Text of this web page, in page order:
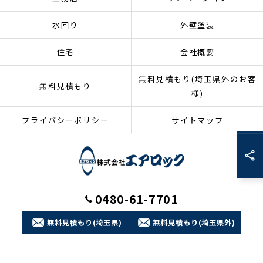
0480-61-7701
無料見積もり(埼玉県) 無料見積もり(埼玉県外)
水回り 外壁塗装
住宅 会社概要
無料見積もり
無料見積もり(埼玉県外のお客
様)
プライバシーポリシー サイトマップ
© 2026 埼玉県加須市のリフォームなら株式会社エアロック ALL RIGHTS
RESERVED.